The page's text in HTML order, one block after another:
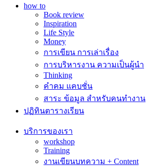
how to
Book review
Inspiration
Life Style
Money
การเขียน การเล่าเรื่อง
การบริหารงาน ความเป็นผู้นำ
Thinking
คำคม แคบชั่น
สาระ ข้อมูล สำหรับคนทำงาน
ปฏิทินตารางเรียน
บริการของเรา
workshop
Training
งานเขียนบทความ + Content